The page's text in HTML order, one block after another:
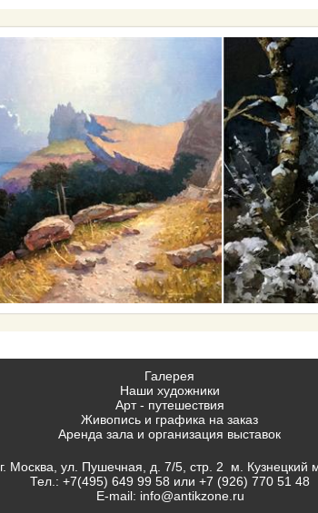
Галерея
Наши художники
Арт - путешествия
Живопись и графика на заказ
Аренда зала и организация выставок
г. Москва, ул. Пушечная, д. 7/5, стр. 2 м. Кузнецкий
Тел.: +7(495) 649 99 58 или +7 (926) 770 51 48
E-mail: info@antikzone.ru